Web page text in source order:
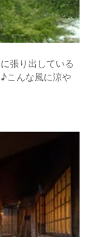
張り出している
こんな風に涼や